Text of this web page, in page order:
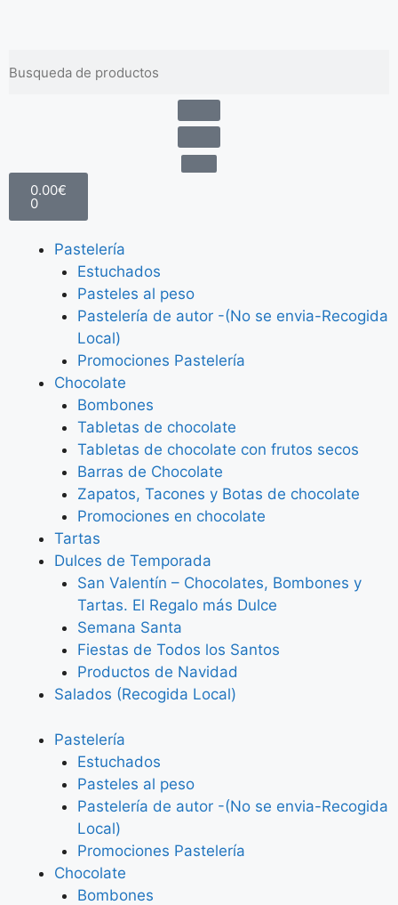
Envíos gratis a partir de 100 €
0.00€
0
Pastelería
Estuchados
Pasteles al peso
Pastelería de autor -(No se envia-Recogida
Local)
Promociones Pastelería
Chocolate
Bombones
Tabletas de chocolate
Tabletas de chocolate con frutos secos
Barras de Chocolate
Zapatos, Tacones y Botas de chocolate
Promociones en chocolate
Tartas
Dulces de Temporada
San Valentín – Chocolates, Bombones y
Tartas. El Regalo más Dulce
Semana Santa
Fiestas de Todos los Santos
Productos de Navidad
Salados (Recogida Local)
Pastelería
Estuchados
Pasteles al peso
Pastelería de autor -(No se envia-Recogida
Local)
Promociones Pastelería
Chocolate
Bombones